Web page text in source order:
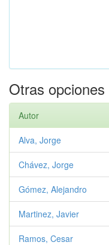
Otras
Autor
Alva, Jorge
Chávez, Jorge
Gómez, Alejandro
Martinez, Javier
Ramos, Cesar